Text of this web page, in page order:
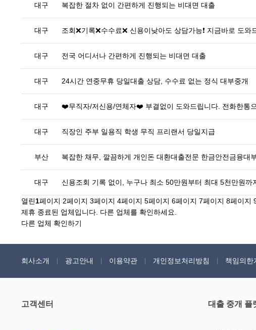
대구 복잡한 절차 없이 간편하게 진행되는 비대면 대출
대구 조회❌기록❌수수료❌ 신용이낮아도 상담가능❗ 지금바로 도와
대구 전국 어디서나 간편하게 진행되는 비대면 대출
대구 24시간 연중무휴 당일대출 상담, 수수료 없는 정식 대부중개
대구 ❤️무직자/저신용/연체자❤️ 부결없이 도와드립니다. 전화한통
대구 직장인 주부 일용직 학생 무직 프리랜서 당일지급
부산 복잡한 채무, 깔끔하게 개인돈 대환대출전문 한금안전금융대
대구 신용조회 기록 없이, 누구나 최소 50만원부터 최대 5천만원까
열린1페이지 2페이지 3페이지 4페이지 5페이지 6페이지 7페이지 8페이지
제휴 종료된 업체입니다. 다른 업체를 확인하세요.
다른 업체 확인하기
회사소개 광고안내 이용약관 개인정보처리방침 책임의한
고객센터 대출 중개 플